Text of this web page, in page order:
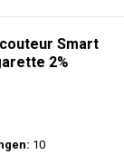
Smart
2%
10